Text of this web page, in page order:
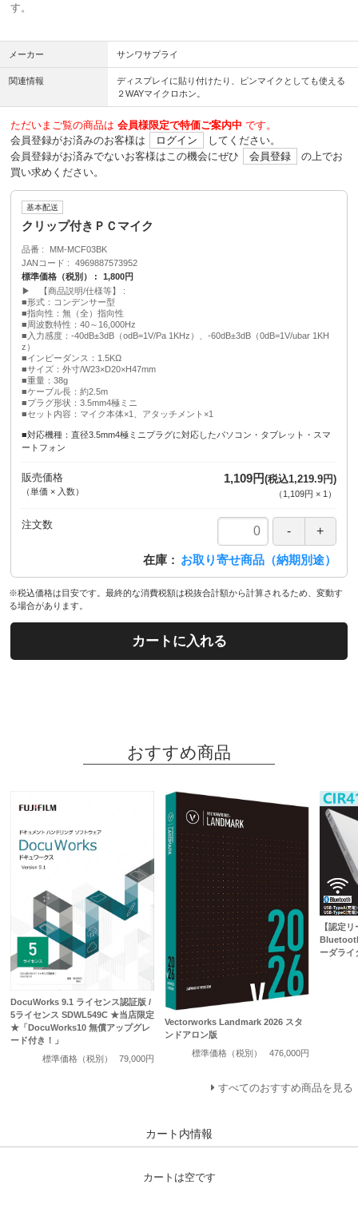
す。
メーカー サンワサプライ
関連情報
ディスプレイに貼り付けたり、ピンマイクとしても使える
２WAYマイクロホン。
ただいまご覧の商品は 会員様限定で特価ご案内中 です。
会員登録がお済みのお客様は
ログイン
してください。
会員登録がお済みでないお客様はこの機会にぜひ
会員登録
の上でお
買い求めください。
基本配送
クリップ付きＰＣマイク
品番
MM-MCF03BK
JANコード
4969887573952
標準価格（税別）
1,800円
▶ 【商品説明/仕様等】
■形式：コンデンサー型
■指向性：無（全）指向性
■周波数特性：40～16,000Hz
■入力感度：-40dB±3dB（odB=1V/Pa 1KHz）、-60dB±3dB（0dB=1V/ubar 1KH
z）
■インピーダンス：1.5KΩ
■サイズ：外寸/W23×D20×H47mm
■重量：38g
■ケーブル長：約2.5m
■プラグ形状：3.5mm4極ミニ
■セット内容：マイク本体×1、アタッチメント×1
■対応機種：直径3.5mm4極ミニプラグに対応したパソコン・タブレット・スマ
ートフォン
販売価格
（単価 × 入数）
1,109円(税込1,219.9円)
（ 1,109円 × 1 ）
注文数
在庫 お取り寄せ商品（納期別途）
※税込価格は目安です。最終的な消費税額は税抜合計額から計算されるため、変動す
る場合があります。
カートに入れる
おすすめ商品
DocuWorks 9.1 ライセンス認証版 /
5ライセンス SDWL549C ★当店限定
★「DocuWorks10 無償アップグレ
ード付き！」
標準価格（税別）
79,000円
Vectorworks Landmark 2026 スタ
ンドアロン版
標準価格（税別）
476,000円
【認定
ーダライ
すべてのおすすめ商品を見る
カート内情報
カートは空です